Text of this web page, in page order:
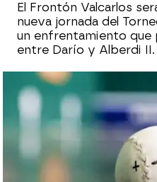
El Frontón Valcarlos
nueva jornada del
un enfrentamiento
entre Darío y Alberdi II.